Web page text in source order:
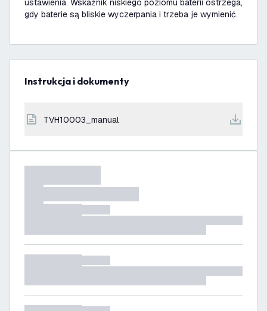
ustawienia. Wskaźnik niskiego poziomu baterii ostrzega,
gdy baterie są bliskie wyczerpania i trzeba je wymienić.
Instrukcja i dokumenty
TVH10003_manual